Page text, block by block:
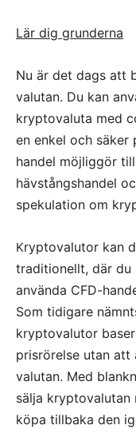
Lär dig grunderna
Nu är det dags att
valutan. Du kan
kryptovaluta med
en enkel och säker
handel möjliggör
hävstångshandel
spekulation om
Kryptovalutor kan
traditionellt, där du
använda CFD-
Som tidigare
kryptovalutor
prisrörelse utan att
valutan. Med
sälja
köpa tillbaka den